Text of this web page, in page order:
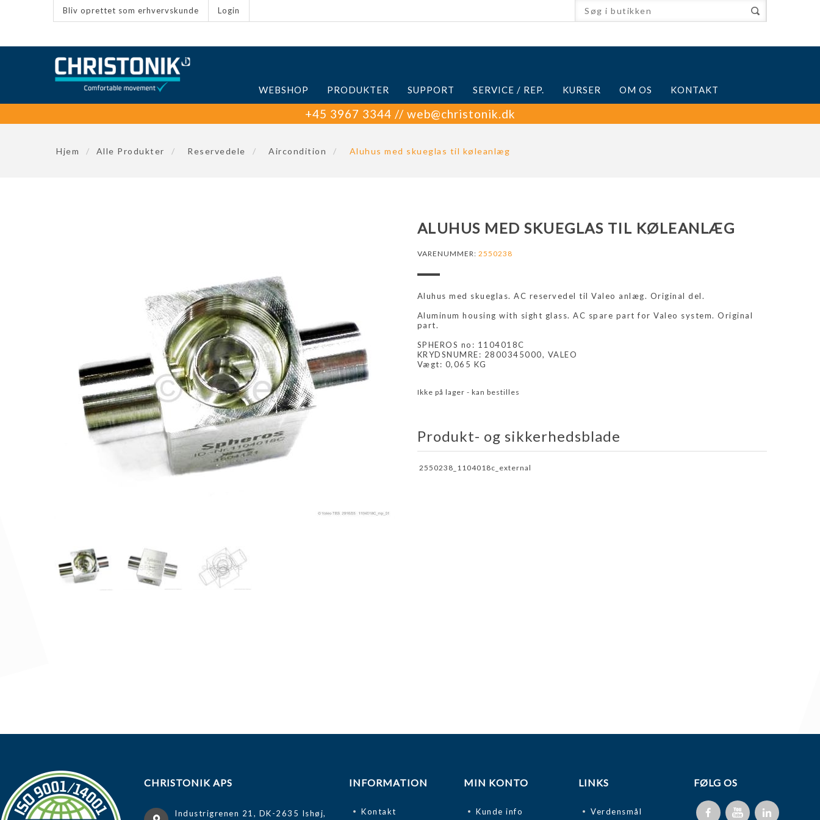
Bliv oprettet som erhvervskunde Login
WEBSHOP PRODUKTER SUPPORT SERVICE / REP. KURSER OM OS KONTAKT
+45 3967 3344 // web@christonik.dk
Hjem / Alle Produkter / Reservedele / Aircondition / Aluhus med skueglas til køleanlæg
ALUHUS MED SKUEGLAS TIL KØLEANLÆG
VARENUMMER: 2550238
Aluhus med skueglas. AC reservedel til Valeo anlæg. Original del.
Aluminum housing with sight glass. AC spare part for Valeo system. Original
part.
SPHEROS no: 1104018C
KRYDSNUMRE: 2800345000, VALEO
Vægt: 0,065 KG
Ikke på lager - kan bestilles
Produkt- og sikkerhedsblade
2550238_1104018c_external
CHRISTONIK APS
Industrigrenen 21, DK-2635 Ishøj,
INFORMATION
Kontakt
MIN KONTO
Kunde info
LINKS
Verdensmål
FØLG OS